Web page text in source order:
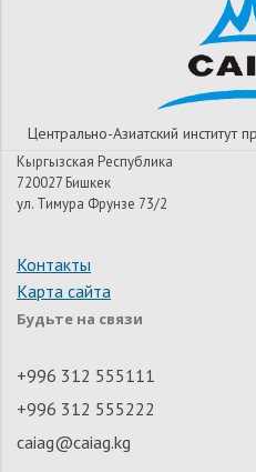
Центрально-Азиатский институт
Кыргызская Республика
720027 Бишкек
ул. Тимура Фрунзе 73/2
Контакты
Карта сайта
Будьте на связи
+996 312 555111
+996 312 555222
caiag@caiag.kg